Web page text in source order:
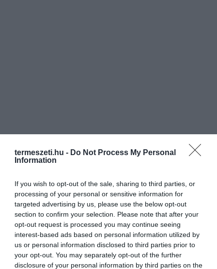
termeszeti.hu - Do Not Process My Personal
Information
If you wish to opt-out of the sale, sharing to third parties, or
processing of your personal or sensitive information for
targeted advertising by us, please use the below opt-out
section to confirm your selection. Please note that after your
opt-out request is processed you may continue seeing
interest-based ads based on personal information utilized by
us or personal information disclosed to third parties prior to
your opt-out. You may separately opt-out of the further
disclosure of your personal information by third parties on the